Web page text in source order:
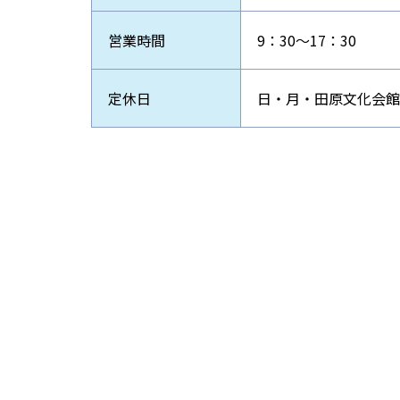
営業時間 9：30～17：30
定休日 日・月・田原文化会